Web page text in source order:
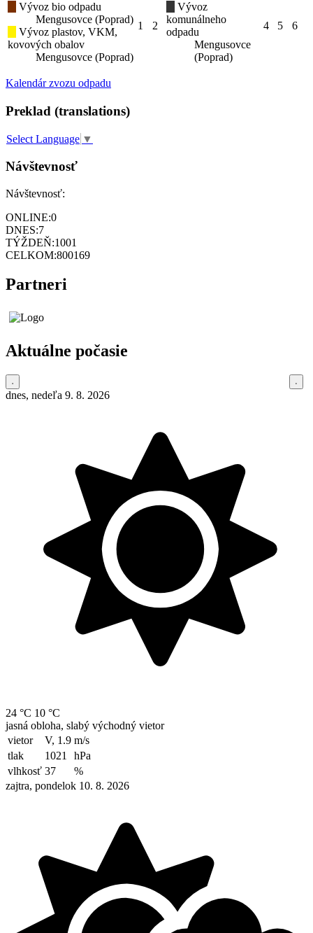
Vývoz bio odpadu
Mengusovce (Poprad)
Vývoz plastov, VKM,
kovových obalov
Mengusovce (Poprad)
1 2
Vývoz
komunálneho
odpadu
Mengusovce
(Poprad)
4 5 6
Kalendár zvozu odpadu
Preklad (translations)
Select Language ▼
Návštevnosť
Návštevnosť:
ONLINE:0
DNES:7
TÝŽDEŇ:1001
CELKOM:800169
Partneri
Aktuálne počasie
dnes, nedeľa 9. 8. 2026
24 °C 10 °C
jasná obloha, slabý východný vietor
vietor
V, 1.9 m/s
tlak
1021
hPa
vlhkosť 37
%
zajtra, pondelok 10. 8. 2026